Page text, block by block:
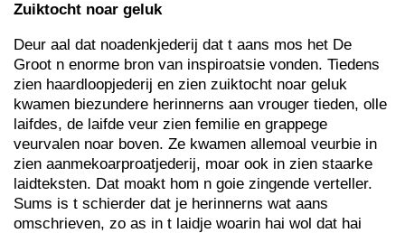
Zuiktocht noar geluk
Deur aal dat noadenkjederij dat t aans mos het De
Groot n enorme bron van inspiroatsie vonden. Tiedens
zien haardloopjederij en zien zuiktocht noar geluk
kwamen biezundere herinnerns aan vrouger tieden, olle
laifdes, de laifde veur zien femilie en grappege
veurvalen noar boven. Ze kwamen allemoal veurbie in
zien aanmekoarproatjederij, moar ook in zien staarke
laidteksten. Dat moakt hom n goie zingende verteller.
Sums is t schierder dat je herinnerns wat aans
omschrieven, zo as in t laidje woarin hai wol dat hai